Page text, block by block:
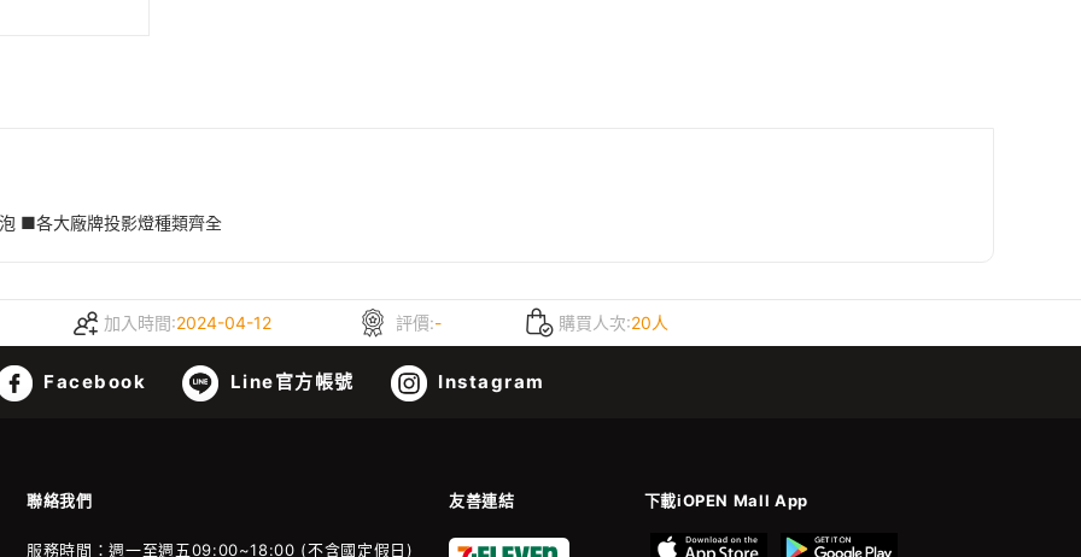
■各大廠牌投影燈種類齊全
加入時間:2024-04-12 評價:- 購買人次:20人
Facebook Line官方帳號 Instagram
聯絡我們 友善連結 下載iOPEN Mall App
服務時間：週一至週五09:00~18:00 (不含國定假日)